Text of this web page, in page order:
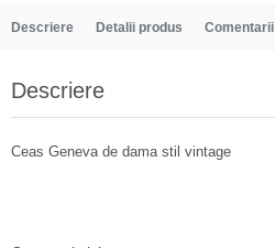
Descriere Detalii produs Comentarii
Descriere
Ceas Geneva de dama stil vintage